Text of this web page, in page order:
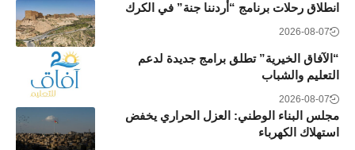
انطلاق رحلات برنامج “أردننا جنة” في الكرك
2026-08-07
“الآفاق الخيرية” تطلق برامج جديدة لدعم
التعليم والشباب
2026-08-07
مجلس البناء الوطني: العزل الحراري يخفض
استهلاك الكهرباء